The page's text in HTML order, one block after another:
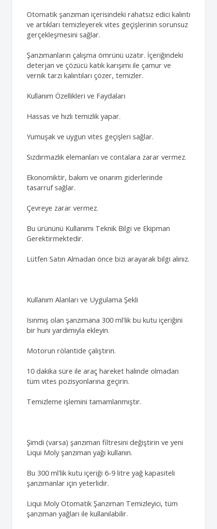
Otomatik şanzıman içerisindeki rahatsız edici kalıntı
ve artıkları temizleyerek vites geçişlerinin sorunsuz
gerçekleşmesini sağlar.
Şanzımanların çalışma ömrünü uzatır. İçeriğindeki
deterjan ve çözücü katık karışımı ile çamur ve
vernik tarzı kalıntıları çözer, temizler.
Kullanım Özellikleri ve Faydaları
Hassas ve hızlı temizlik yapar.
Yumuşak ve uygun vites geçişleri sağlar.
Sızdırmazlık elemanları ve contalara zarar vermez.
Ekonomiktir, bakım ve onarım giderlerinde
tasarruf sağlar.
Çevreye zarar vermez.
Bu ürününü Kullanımı Teknik Bilgi ve Ekipman
Gerektirmektedir.
Lütfen Satın Almadan önce bizi arayarak bilgi alınız.
Kullanım Alanları ve Uygulama Şekli
Isınmış olan şanzımana 300 ml'lik bu kutu içeriğini
bir huni yardımıyla ekleyin.
Motorun rölantide çalıştırın.
10 dakika süre ile araç hareket halinde olmadan
tüm vites pozisyonlarına geçirin.
Temizleme işlemini tamamlanmıştır.
Şimdi (varsa) şanzıman filtresini değiştirin ve yeni
Liqui Moly şanzıman yağı kullanın.
Bu 300 ml'lik kutu içeriği 6-9 litre yağ kapasiteli
şanzımanlar için yeterlidir.
Liqui Moly Otomatik Şanzıman Temizleyici, tüm
şanzıman yağları ile kullanılabilir.